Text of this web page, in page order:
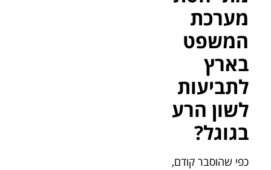
מערכת
המשפט
בארץ
לתביעות
לשון הרע
בגוגל?
כפי שהוסבר קודם,